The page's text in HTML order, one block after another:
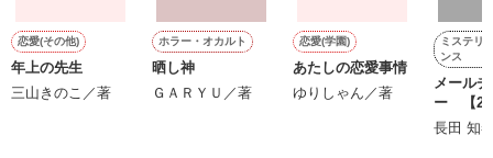
愛斗はまっすぐ私を見る。
ユウと愛斗の間で
恋愛(その他)
年上の先生
三山きのこ／著
ホラー・オカルト
晒し神
ＧＡＲＹＵ／著
恋愛(学園)
あたしの恋愛事情
ゆりしゃん／著
ミステリ
ンス
メール
ー 【2
長田 知